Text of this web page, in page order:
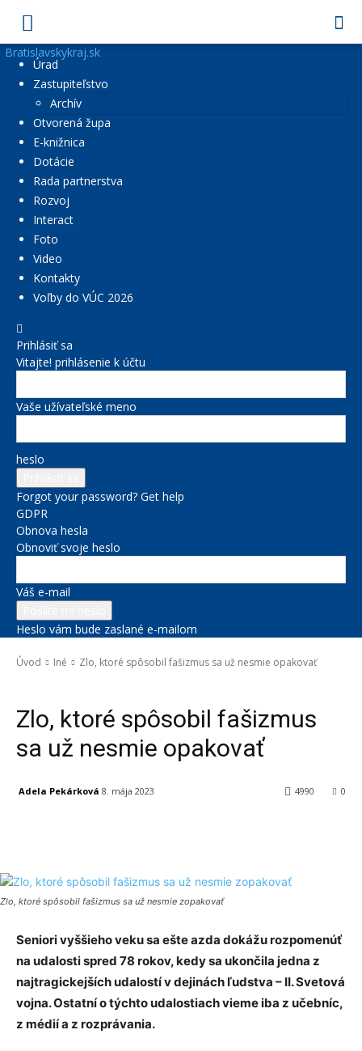
Bratislavskykraj.sk
Úrad
Zastupiteľstvo
Archív
Otvorená župa
E-knižnica
Dotácie
Rada partnerstva
Rozvoj
Interact
Foto
Video
Kontakty
Voľby do VÚC 2026
Prihlásiť sa
Vitajte! prihlásenie k účtu
Vaše užívateľské meno
heslo
Forgot your password? Get help
GDPR
Obnova hesla
Obnoviť svoje heslo
Váš e-mail
Heslo vám bude zaslané e-mailom
Úvod Iné Zlo, ktoré spôsobil fašizmus sa už nesmie opakovať
Zlo, ktoré spôsobil fašizmus
sa už nesmie opakovať
Adela Pekárková 8. mája 2023 0
4990
Zlo, ktoré spôsobil fašizmus sa už nesmie zopakovať
Seniori vyššieho veku sa ešte azda dokážu rozpomenúť
na udalosti spred 78 rokov, kedy sa ukončila jedna z
najtragickejších udalostí v dejinách ľudstva – II. Svetová
vojna. Ostatní o týchto udalostiach vieme iba z učebníc,
z médií a z rozprávania.